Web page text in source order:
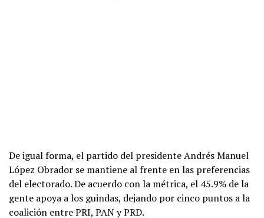
De igual forma, el partido del presidente Andrés Manuel
López Obrador se mantiene al frente en las preferencias
del electorado. De acuerdo con la métrica, el 45.9% de la
gente apoya a los guindas, dejando por cinco puntos a la
coalición entre PRI, PAN y PRD.